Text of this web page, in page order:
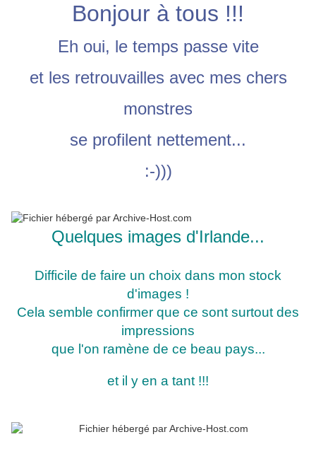
Bonjour à tous !!!
Eh oui, le temps passe vite
et les retrouvailles avec mes chers
monstres
se profilent nettement...
:-)))
Quelques images d'Irlande...
Difficile de faire un choix dans mon stock
d'images !
Cela semble confirmer que ce sont surtout des
impressions
que l'on ramène de ce beau pays...
et il y en a tant !!!